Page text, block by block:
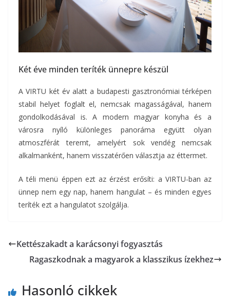
Két éve minden teríték ünnepre készül
A VIRTU két év alatt a budapesti gasztronómiai térképen
stabil helyet foglalt el, nemcsak magasságával, hanem
gondolkodásával is. A modern magyar konyha és a
városra nyíló különleges panoráma együtt olyan
atmoszférát teremt, amelyért sok vendég nemcsak
alkalmanként, hanem visszatérően választja az éttermet.
A téli menü éppen ezt az érzést erősíti: a VIRTU-ban az
ünnep nem egy nap, hanem hangulat – és minden egyes
teríték ezt a hangulatot szolgálja.
Kettészakadt a karácsonyi fogyasztás
Ragaszkodnak a magyarok a klasszikus ízekhez
Hasonló cikkek